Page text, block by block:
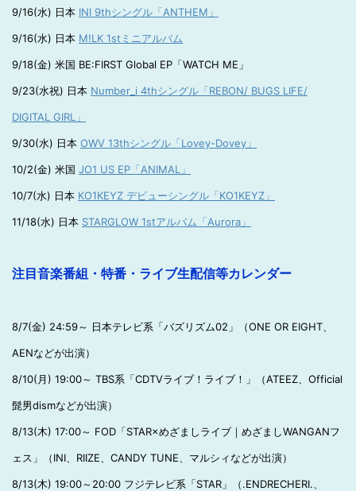
9/16(水) 日本 INI 9thシングル「ANTHEM」
9/16(水) 日本 M!LK 1stミニアルバム
9/18(金) 米国 BE:FIRST Global EP「WATCH ME」
9/23(水祝) 日本 Number_i 4thシングル「REBON/ BUGS LIFE/
DIGITAL GIRL」
9/30(水) 日本 OWV 13thシングル「Lovey-Dovey」
10/2(金) 米国 JO1 US EP「ANIMAL」
10/7(水) 日本 KO1KEYZ デビューシングル「KO1KEYZ」
11/18(水) 日本 STARGLOW 1stアルバム「Aurora」
注目音楽番組・特番・ライブ生配信等カレンダー
8/7(金) 24:59～ 日本テレビ系「バズリズム02」（ONE OR EIGHT、
AENなどが出演）
8/10(月) 19:00～ TBS系「CDTVライブ！ライブ！」（ATEEZ、Official
髭男dismなどが出演）
8/13(木) 17:00～ FOD「STAR×めざましライブ｜めざましWANGANフ
ェス」（INI、RIIZE、CANDY TUNE、マルシィなどが出演）
8/13(木) 19:00～20:00 フジテレビ系「STAR」（.ENDRECHERI.、